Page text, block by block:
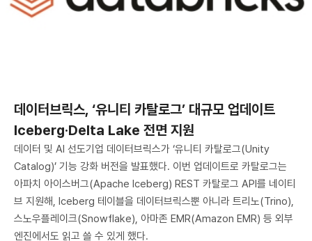
데이터브릭스, ‘유니티 카탈로그’ 대규모 업데이트
Iceberg·Delta Lake 전면 지원
데이터 및 AI 선도기업 데이터브릭스가 ‘유니티 카탈로그(Unity
Catalog)’ 기능 강화 버전을 발표했다. 이번 업데이트로 카탈로그는
아파치 아이스버그(Apache Iceberg) REST 카탈로그 API를 네이티
브 지원해, Iceberg 테이블을 데이터브릭스뿐 아니라 트리노(Trino),
스노우플레이크(Snowflake), 아마존 EMR(Amazon EMR) 등 외부
엔진에서도 읽고 쓸 수 있게 했다.